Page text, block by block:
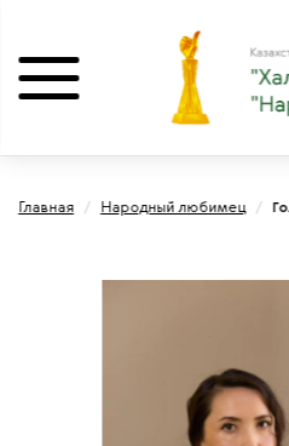
Главная / Народный любимец /